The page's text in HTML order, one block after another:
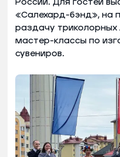
России. Для гостей
«Салехард-бэнд», на
раздачу триколорных
мастер-классы по
сувениров.